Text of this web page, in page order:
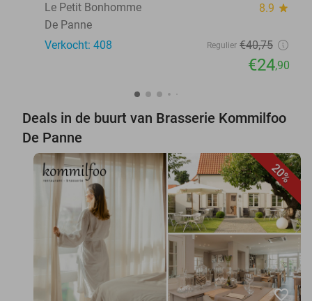
Le Petit Bonhomme
8.9 star
De Panne
Verkocht: 408
Regulier €40,75
€24,90
Deals in de buurt van Brasserie Kommilfoo
De Panne
20%
favorite_border